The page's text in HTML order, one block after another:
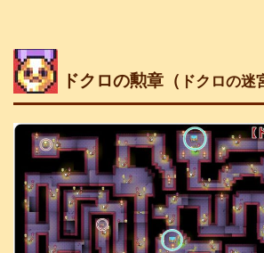
ドクロの勲章（ ドクロの迷